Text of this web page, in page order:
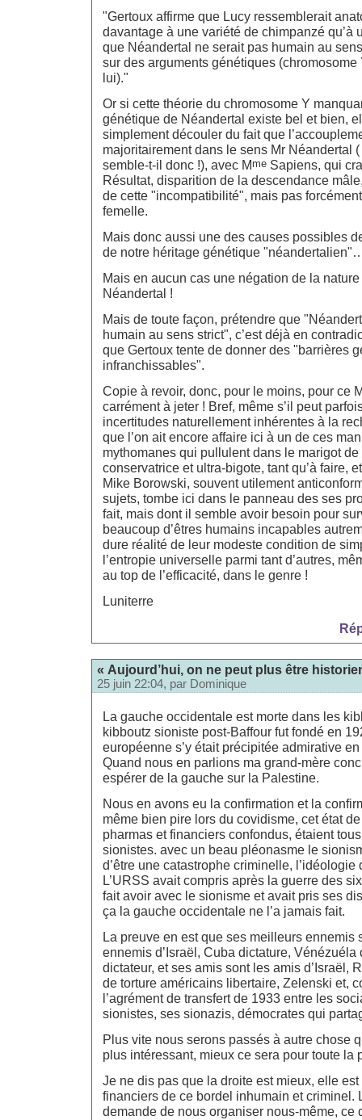
"Gertoux affirme que Lucy ressemblerait
davantage à une variété de chimpanzé qu’à
que Néandertal ne serait pas humain au
sur des arguments génétiques
lui)."
Or si cette théorie du chromosome Y
génétique de Néandertal existe bel et bien,
simplement découler du fait que
majoritairement dans le sens Mr Néandertal
semble-t-il donc !), avec Mme Sapiens, qui
Résultat, disparition de la descendance
de cette "incompatibilité", mais pas
femelle.
Mais donc aussi une des causes possibles
de notre héritage génétique
Mais en aucun cas une négation de la
Néandertal !
Mais de toute façon, prétendre que
humain au sens strict", c’est déjà en
que Gertoux tente de donner des "barrières
infranchissables".
Copie à revoir, donc, pour le moins, pour ce
carrément à jeter ! Bref, même s’il peut
incertitudes naturellement inhérentes à la
que l’on ait encore affaire ici à un de ces
mythomanes qui pullulent dans le marigot de
conservatrice et ultra-bigote, tant qu’à faire,
Mike Borowski, souvent utilement
sujets, tombe ici dans le panneau des ses
fait, mais dont il semble avoir besoin pour
beaucoup d’êtres humains incapables
dure réalité de leur modeste condition de
l’entropie universelle parmi tant d’autres,
au top de l’efficacité, dans le genre !
Luniterre
« Aujourd’hui, on ne peut plus être
25 juin 22:04, par Dominique
La gauche occidentale est morte dans les
kibboutz sioniste post-Baffour fut fondé en
européenne s’y était précipitée admirative
Quand nous en parlions ma grand-mère
espérer de la gauche sur la Palestine.
Nous en avons eu la confirmation et la
même bien pire lors du covidisme, cet état
pharmas et financiers confondus, étaient
sionistes. avec un beau pléonasme le
d’être une catastrophe criminelle, l’idéologie
L’URSS avait compris après la guerre des
fait avoir avec le sionisme et avait pris ses
ça la gauche occidentale ne l’a jamais fait.
La preuve en est que ses meilleurs ennemis
ennemis d’Israël, Cuba dictature, Vénézuéla
dictateur, et ses amis sont les amis d’Israël,
de torture américains libertaire, Zelenski et,
l’agrément de transfert de 1933 entre les
sionistes, ses sionazis, démocrates qui
Plus vite nous serons passés à autre chose
plus intéressant, mieux ce sera pour toute la
Je ne dis pas que la droite est mieux, elle
financiers de ce bordel inhumain et criminel.
demande de nous organiser nous-même, ce